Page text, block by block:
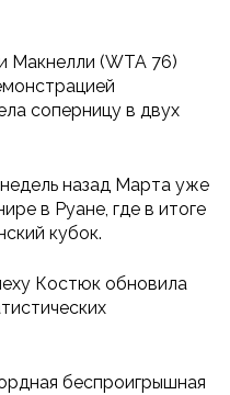
Макнелли (WTA 76)
соперницу в двух
назад Марта уже
в Руане, где в итоге
кубок.
Костюк обновила
беспроигрышная